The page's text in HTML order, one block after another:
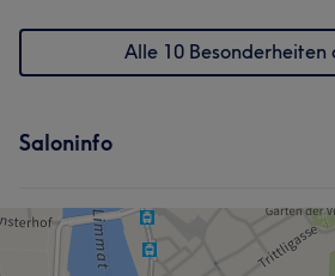
Alle 10 Besonderheiten
Saloninfo